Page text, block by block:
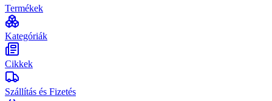
Termékek
Kategóriák
Cikkek
Szállítás és Fizetés